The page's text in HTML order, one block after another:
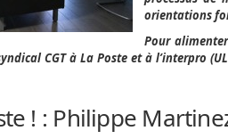
orientations
Pour
CGT à La Poste et à l’interpro
! : Philippe